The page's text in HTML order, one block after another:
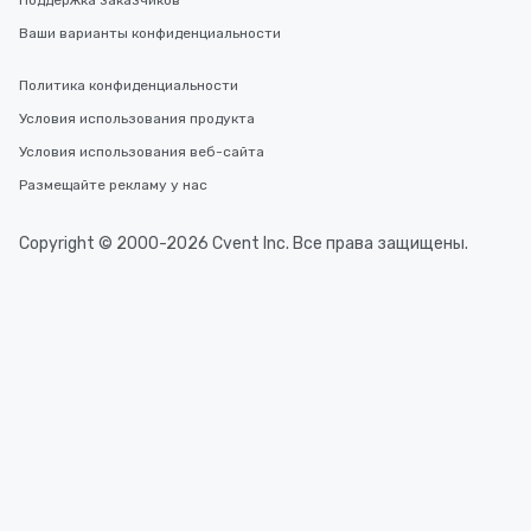
Ваши варианты конфиденциальности
Политика конфиденциальности
Условия использования продукта
Условия использования веб-сайта
Размещайте рекламу у нас
Copyright © 2000-2026 Cvent Inc. Все права защищены.